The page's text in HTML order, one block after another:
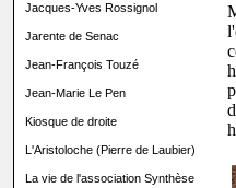
Jacques-Yves Rossignol
Jarente de Senac
Jean-François Touzé
Jean-Marie Le Pen
Kiosque de droite
L'Aristoloche (Pierre de Laubier)
La vie de l'association Synthèse